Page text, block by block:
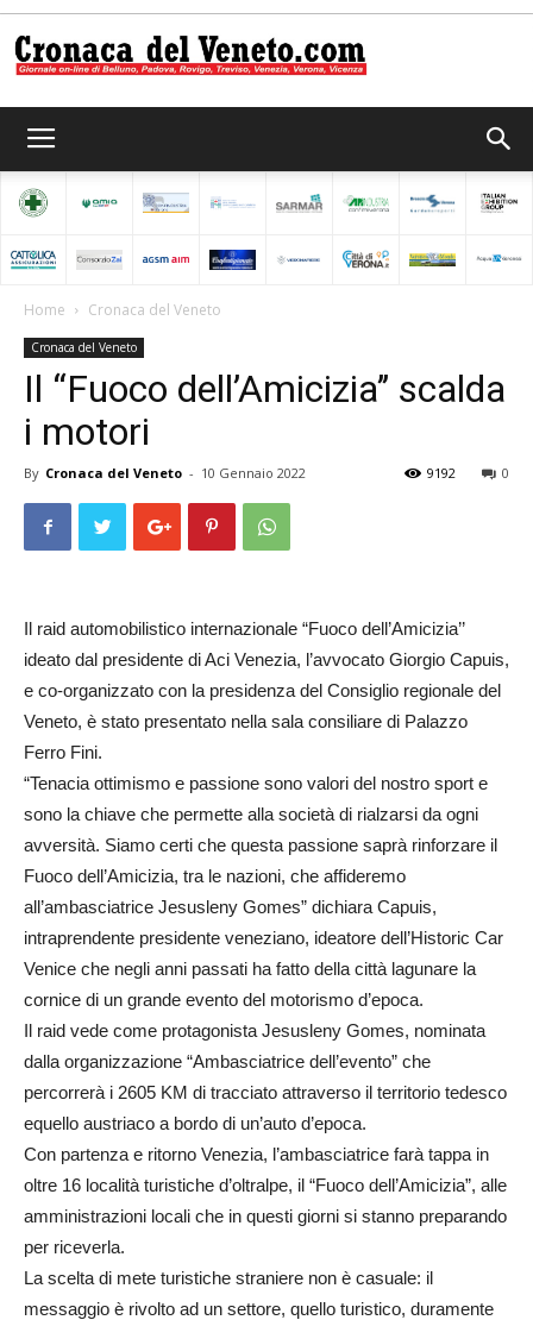
del
Home Cronaca del Veneto
Cronaca del Veneto
Il “Fuoco dell’Amicizia’’ scalda
i motori
By Cronaca del Veneto - 10 Gennaio 2022 0
9192
Il raid automobilistico internazionale “Fuoco dell’Amicizia’’
ideato dal presidente di Aci Venezia, l’avvocato Giorgio Capuis,
e co-organizzato con la presidenza del Consiglio regionale del
Veneto, è stato presentato nella sala consiliare di Palazzo
Ferro Fini.
“Tenacia ottimismo e passione sono valori del nostro sport e
sono la chiave che permette alla società di rialzarsi da ogni
avversità. Siamo certi che questa passione saprà rinforzare il
Fuoco dell’Amicizia, tra le nazioni, che affideremo
all’ambasciatrice Jesusleny Gomes” dichiara Capuis,
intraprendente presidente veneziano, ideatore dell’Historic Car
Venice che negli anni passati ha fatto della città lagunare la
cornice di un grande evento del motorismo d’epoca.
Il raid vede come protagonista Jesusleny Gomes, nominata
dalla organizzazione “Ambasciatrice dell’evento” che
percorrerà i 2605 KM di tracciato attraverso il territorio tedesco
equello austriaco a bordo di un’auto d’epoca.
Con partenza e ritorno Venezia, l’ambasciatrice farà tappa in
oltre 16 località turistiche d’oltralpe, il “Fuoco dell’Amicizia”, alle
amministrazioni locali che in questi giorni si stanno preparando
per riceverla.
La scelta di mete turistiche straniere non è casuale: il
messaggio è rivolto ad un settore, quello turistico, duramente